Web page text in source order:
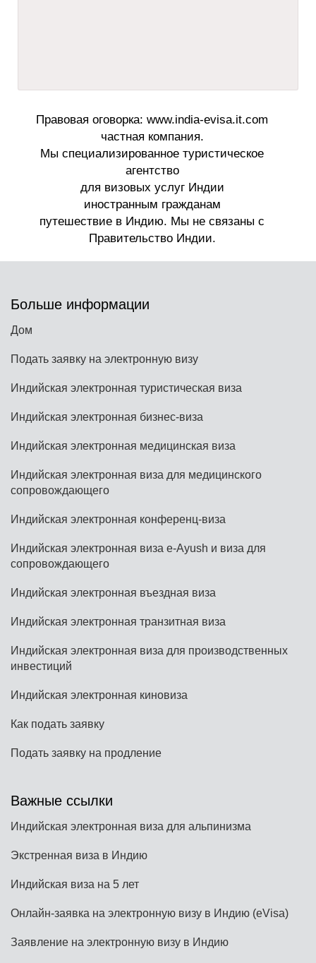
Больше информации
Дом
Подать заявку на электронную визу
Индийская электронная туристическая виза
Индийская электронная бизнес-виза
Индийская электронная медицинская виза
Индийская электронная виза для медицинского
сопровождающего
Индийская электронная конференц-виза
Индийская электронная виза e-Ayush и виза для
сопровождающего
Индийская электронная въездная виза
Индийская электронная транзитная виза
Индийская электронная виза для производственных
инвестиций
Индийская электронная киновиза
Как подать заявку
Подать заявку на продление
Важные ссылки
Индийская электронная виза для альпинизма
Экстренная виза в Индию
Индийская виза на 5 лет
Онлайн-заявка на электронную визу в Индию (eVisa)
Заявление на электронную визу в Индию